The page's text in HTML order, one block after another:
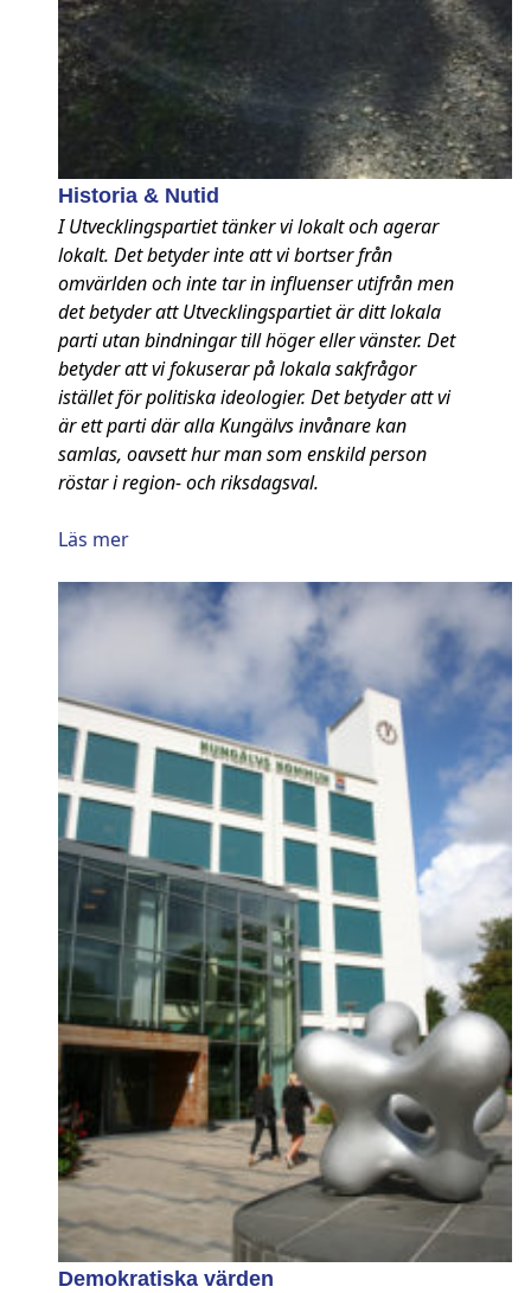
Historia & Nutid
I Utvecklingspartiet tänker vi lokalt och agerar
lokalt. Det betyder inte att vi bortser från
omvärlden och inte tar in influenser utifrån men
det betyder att Utvecklingspartiet är ditt lokala
parti utan bindningar till höger eller vänster. Det
betyder att vi fokuserar på lokala sakfrågor
istället för politiska ideologier. Det betyder att vi
är ett parti där alla Kungälvs invånare kan
samlas, oavsett hur man som enskild person
röstar i region- och riksdagsval.
Läs mer
Demokratiska värden